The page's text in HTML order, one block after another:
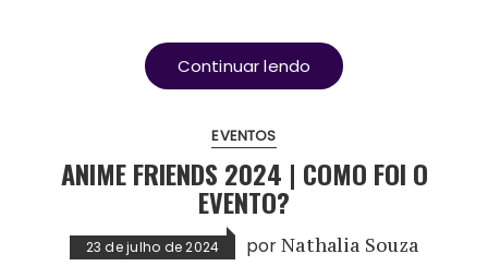
Continuar lendo
EVENTOS
ANIME FRIENDS 2024 | COMO FOI O
EVENTO?
23 de julho de 2024 porNathalia Souza